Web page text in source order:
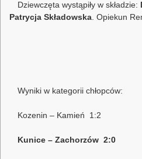
Dziewczęta wystąpiły w składzie:
Patrycja Składowska . Opiekun
Wyniki w kategorii chłopców:
Kozenin – Kamień 1:2
Kunice – Zachorzów 2:0